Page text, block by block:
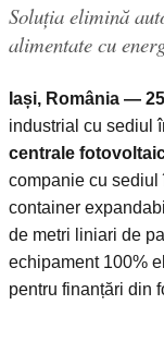
Soluția elimină
alimentate cu
Iași, România —
industrial cu sediul
centrale
companie cu
container
de metri liniari de
echipament 100%
pentru finanțări din